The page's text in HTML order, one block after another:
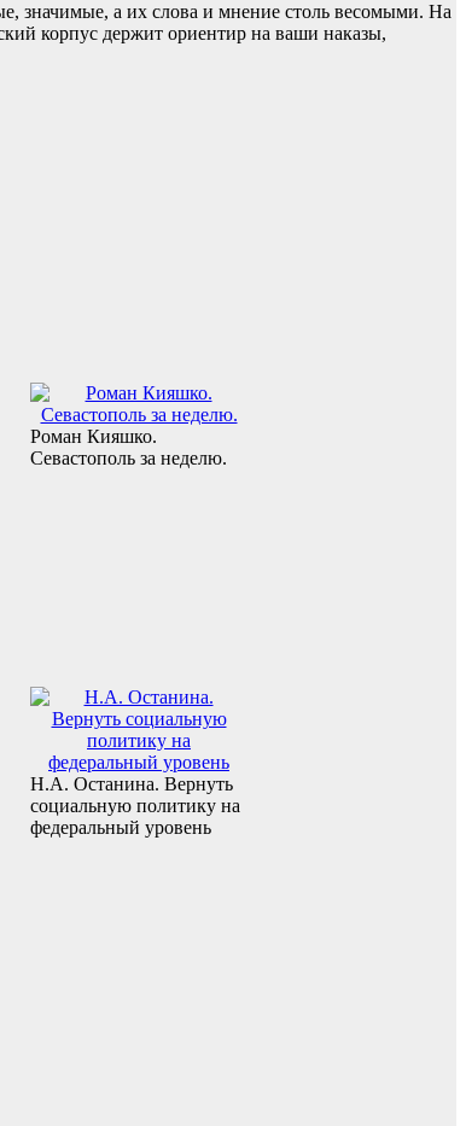
значимые, а их слова и мнение столь весомыми. На
корпус держит ориентир на ваши наказы,
Роман Кияшко.
Севастополь за неделю.
Н.А. Останина. Вернуть
социальную политику на
федеральный уровень